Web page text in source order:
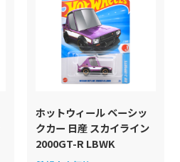
ホットウィール ベーシッ
クカー 日産 スカイライン
2000GT-R LBWK